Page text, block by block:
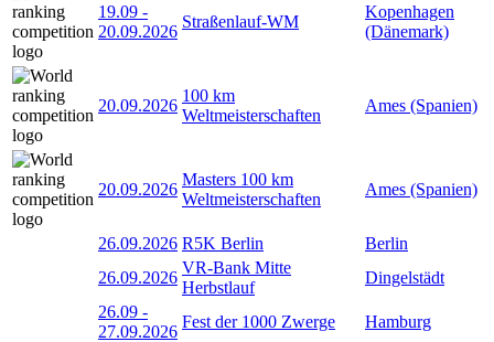
19.09 -
20.09.2026
Straßenlauf-WM
Kopenhagen
(Dänemark)
20.09.2026
100 km
Weltmeisterschaften
Ames (Spanien)
20.09.2026
Masters 100 km
Weltmeisterschaften
Ames (Spanien)
26.09.2026 R5K Berlin
Berlin
26.09.2026
VR-Bank Mitte
Herbstlauf
Dingelstädt
26.09 -
27.09.2026
Fest der 1000 Zwerge
Hamburg